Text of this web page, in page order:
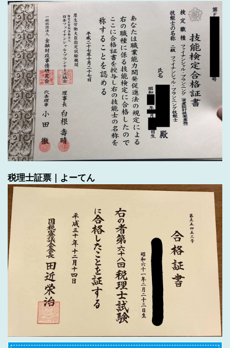
税理士証票｜よーてん